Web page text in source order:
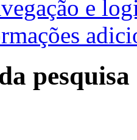
e
pesquisa